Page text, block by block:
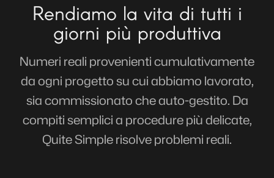
Rendiamo la vita di tutti i
giorni più produttiva
Numeri reali provenienti cumulativamente
da ogni progetto su cui abbiamo lavorato,
sia commissionato che auto-gestito. Da
compiti semplici a procedure più delicate,
Quite Simple risolve problemi reali.